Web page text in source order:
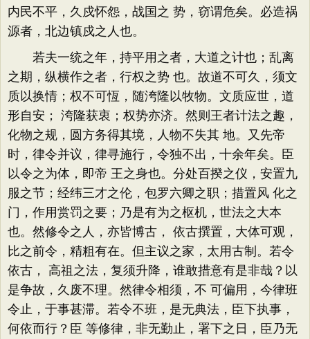
内民不平，久戍怀怨，战国之 势，窃谓危矣。必造祸
源者，北边镇戍之人也。
若夫一统之年，持平用之者，大道之计也；乱离
之期，纵横作之者，行权之势 也。故道不可久，须文
质以换情；权不可恆，随洿隆以牧物。文质应世，道
形自安； 洿隆获衷；权势亦济。然则王者计法之趣，
化物之规，圆方务得其境，人物不失其 地。又先帝
时，律令并议，律寻施行，令独不出，十余年矣。臣
以令之为体，即帝 王之身也。分处百揆之仪，安置九
服之节；经纬三才之伦，包罗六卿之职；措置风 化之
门，作用赏罚之要；乃是有为之枢机，世法之大本
也。然修令之人，亦皆博古， 依古撰置，大体可观，
比之前令，精粗有在。但主议之家，太用古制。若令
依古， 高祖之法，复须升降，谁敢措意有是非哉？以
是争故，久废不理。然律令相须，不 可偏用，今律班
令止，于事甚滞。若令不班，是无典法，臣下执事，
何依而行？臣 等修律，非无勤止，署下之日，臣乃无